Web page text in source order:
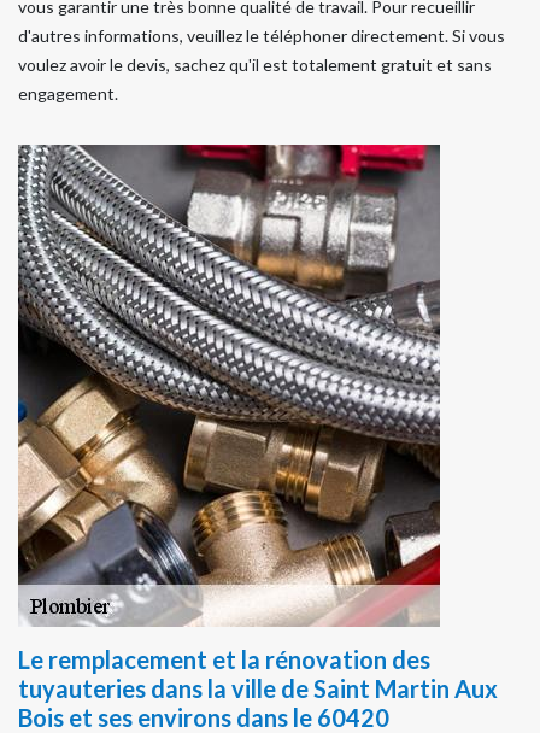
vous garantir une très bonne qualité de travail. Pour recueillir
d'autres informations, veuillez le téléphoner directement. Si vous
voulez avoir le devis, sachez qu'il est totalement gratuit et sans
engagement.
Le remplacement et la rénovation des
tuyauteries dans la ville de Saint Martin Aux
Bois et ses environs dans le 60420